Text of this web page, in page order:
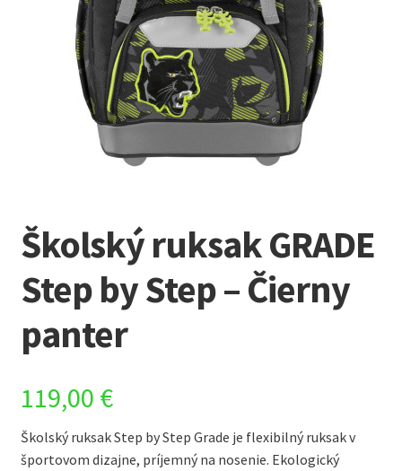
Školský ruksak GRADE
Step by Step – Čierny
panter
119,00 €
Školský ruksak Step by Step Grade je flexibilný ruksak v
športovom dizajne, príjemný na nosenie. Ekologický